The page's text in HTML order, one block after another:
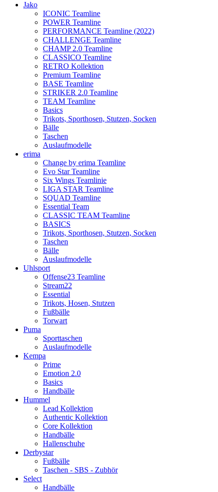
Jako
ICONIC Teamline
POWER Teamline
PERFORMANCE Teamline (2022)
CHALLENGE Teamline
CHAMP 2.0 Teamline
CLASSICO Teamline
RETRO Kollektion
Premium Teamline
BASE Teamline
STRIKER 2.0 Teamline
TEAM Teamline
Basics
Trikots, Sporthosen, Stutzen, Socken
Bälle
Taschen
Auslaufmodelle
erima
Change by erima Teamline
Evo Star Teamline
Six Wings Teamlinie
LIGA STAR Teamline
SQUAD Teamline
Essential Team
CLASSIC TEAM Teamline
BASICS
Trikots, Sporthosen, Stutzen, Socken
Taschen
Bälle
Auslaufmodelle
Uhlsport
Offense23 Teamline
Stream22
Essential
Trikots, Hosen, Stutzen
Fußbälle
Torwart
Puma
Sporttaschen
Auslaufmodelle
Kempa
Prime
Emotion 2.0
Basics
Handbälle
Hummel
Lead Kollektion
Authentic Kollektion
Core Kollektion
Handbälle
Hallenschuhe
Derbystar
Fußbälle
Taschen - SBS - Zubhör
Select
Handbälle